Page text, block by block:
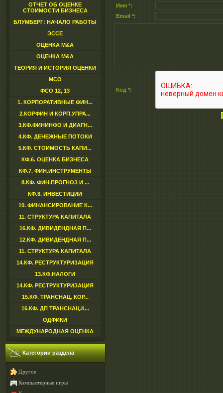
ОТЧЕТ ОБ ОЦЕНКЕ
СТОИМОСТИ БИЗНЕСА
БЛУМБЕРГ: НАЧАЛО РАБОТЫ
ЭССЕ
ОЦЕНКА M&A
ОЦЕНКА M&A
ТЕОРИЯ И ИСТОРИЯ ОЦЕНКИ
МСО
ФСО 12, 13
1. КОРПОРАТИВНЫЕ ФИН...
2.КОРФИН И КОРП.УПРА...
3.КФ.ФИНИНФО И ДИАГН...
4.КФ. ДЕНЕЖНЫЕ ПОТОКИ
5.КФ. СТОИМОСТЬ КАПИ...
КФ.6. ОЦЕНКА БИЗНЕСА
КФ.7. ФИН.ИНСТРУМЕНТЫ
8.КФ. ФИН.ПРОГНОЗ И ...
КФ.8. ИНВЕСТИЦИИ
10. ФИНАНСИРОВАНИЕ К...
11. СТРУКТУРА КАПИТАЛА
16.КФ. ДИВИДЕНДНАЯ П...
12.КФ. ДИВИДЕНДНАЯ П...
11. СТРУКТУРА КАПИТАЛА
14.КФ. РЕСТРУКТУРИЗАЦИЯ
13.КФ.НАЛОГИ
14.КФ. РЕСТРУКТУРИЗАЦИЯ
15.КФ. ТРАНСНАЦ. КОР...
16.КФ. ДП ТРАНСНАЦ.К...
ОДФИКИ
МЕЖДУНАРОДНАЯ ОЦЕНКА
Категории раздела
Другое
Компьютерные игры
Имя *:
Email *:
Код *: